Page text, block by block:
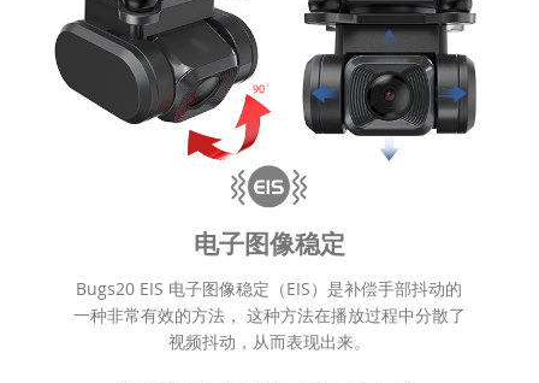
电子图像稳定
Bugs20 EIS 电子图像稳定（EIS）是补偿手部抖动的
一种非常有效的方法， 这种方法在播放过程中分散了
视频抖动，从而表现出来。